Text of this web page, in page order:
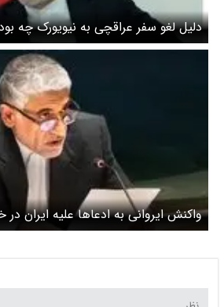
دلیل لغو سفر عراقچی به نیویورک چه
واکنش ایروانی به ادعاها علیه ایران